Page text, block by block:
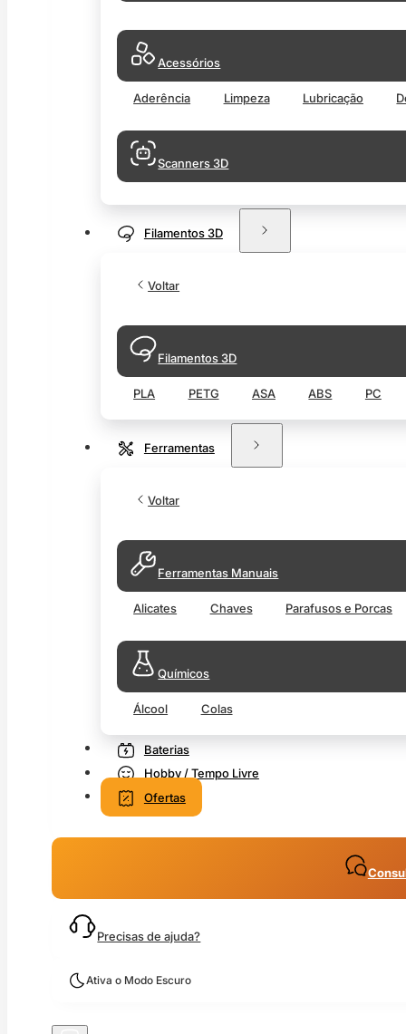
Acessórios
Aderência Limpeza Lubricação
Scanners 3D
Filamentos 3D
Voltar
Filamentos 3D
PLA PETG ASA ABS PC
Ferramentas
Voltar
Ferramentas Manuais
Alicates Chaves Parafusos e Porcas
Químicos
Álcool Colas
Baterias
Hobby / Tempo Livre
Ofertas
Precisas de ajuda?
Ativa o Modo Escuro